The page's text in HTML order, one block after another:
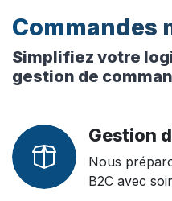
Commandes
Simplifiez votre
gestion de
Gestion
Nous
B2C avec